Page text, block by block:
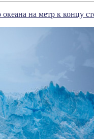
на метр к концу